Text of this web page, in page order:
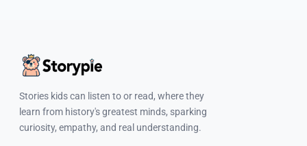
Stories kids can listen to or read, where they
learn from history's greatest minds, sparking
curiosity, empathy, and real understanding.